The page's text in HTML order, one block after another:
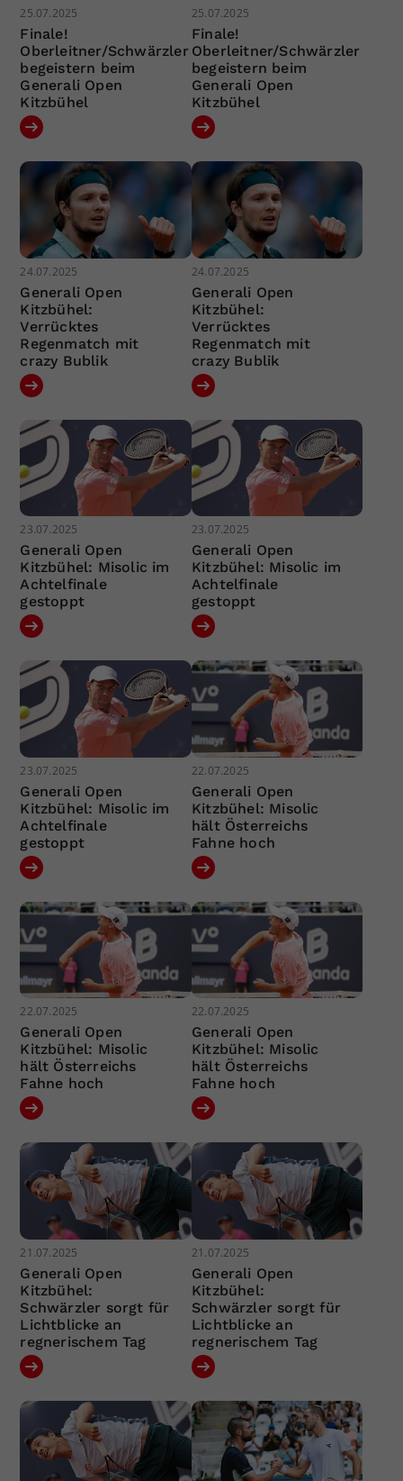
25.07.2025
Finale!
Oberleitner/Schwärzler
begeistern beim
Generali Open
Kitzbühel
25.07.2025
Finale!
Oberleitner/Schwärzler
begeistern beim
Generali Open
Kitzbühel
24.07.2025
Generali Open
Kitzbühel:
Verrücktes
Regenmatch mit
crazy Bublik
24.07.2025
Generali Open
Kitzbühel:
Verrücktes
Regenmatch mit
crazy Bublik
23.07.2025
Generali Open
Kitzbühel: Misolic im
Achtelfinale
gestoppt
23.07.2025
Generali Open
Kitzbühel: Misolic im
Achtelfinale
gestoppt
23.07.2025
Generali Open
Kitzbühel: Misolic im
Achtelfinale
gestoppt
22.07.2025
Generali Open
Kitzbühel: Misolic
hält Österreichs
Fahne hoch
22.07.2025
Generali Open
Kitzbühel: Misolic
hält Österreichs
Fahne hoch
22.07.2025
Generali Open
Kitzbühel: Misolic
hält Österreichs
Fahne hoch
21.07.2025
Generali Open
Kitzbühel:
Schwärzler sorgt für
Lichtblicke an
regnerischem Tag
21.07.2025
Generali Open
Kitzbühel:
Schwärzler sorgt für
Lichtblicke an
regnerischem Tag